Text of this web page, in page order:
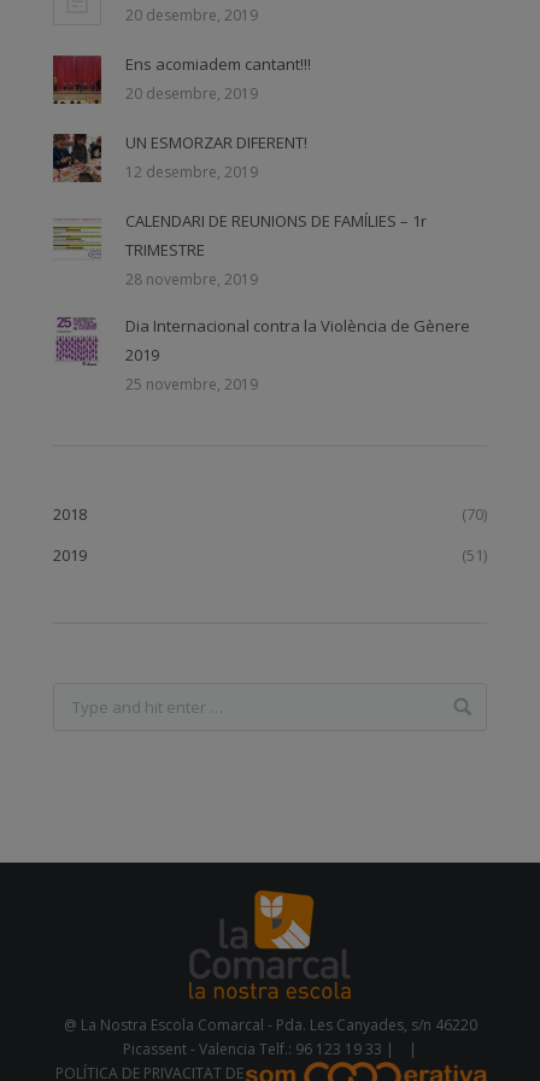
20 desembre, 2019
Ens acomiadem cantant!!!
20 desembre, 2019
UN ESMORZAR DIFERENT!
12 desembre, 2019
CALENDARI DE REUNIONS DE FAMÍLIES – 1r
TRIMESTRE
28 novembre, 2019
Dia Internacional contra la Violència de Gènere
2019
25 novembre, 2019
2018
(70)
2019
(51)
@ La Nostra Escola Comarcal - Pda. Les Canyades, s/n 46220
Picassent - Valencia Telf.: 96 123 19 33 |
|
POLÍTICA DE PRIVACITAT DE